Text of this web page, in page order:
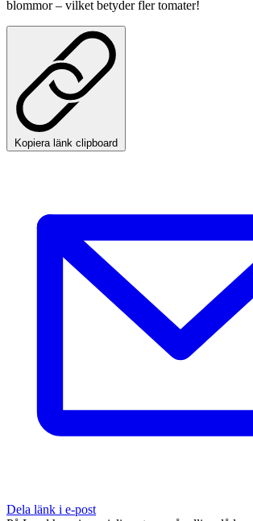
blommor – vilket betyder fler tomater!
Kopiera länk clipboard
Dela länk i e-post